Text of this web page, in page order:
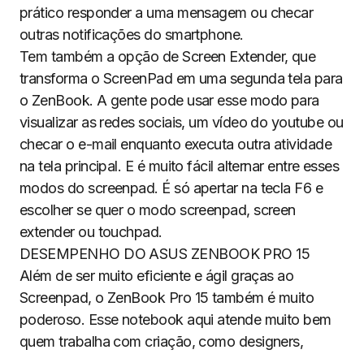
prático responder a uma mensagem ou checar
outras notificações do smartphone.
Tem também a opção de Screen Extender, que
transforma o ScreenPad em uma segunda tela para
o ZenBook. A gente pode usar esse modo para
visualizar as redes sociais, um vídeo do youtube ou
checar o e-mail enquanto executa outra atividade
na tela principal. E é muito fácil alternar entre esses
modos do screenpad. É só apertar na tecla F6 e
escolher se quer o modo screenpad, screen
extender ou touchpad.
DESEMPENHO DO ASUS ZENBOOK PRO 15
Além de ser muito eficiente e ágil graças ao
Screenpad, o ZenBook Pro 15 também é muito
poderoso. Esse notebook aqui atende muito bem
quem trabalha com criação, como designers,